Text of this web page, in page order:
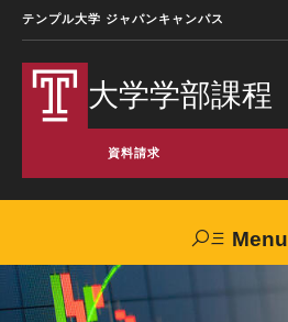
テンプル大学 ジャパンキャンパス
大学学部課程
資料請求
Menu
Search